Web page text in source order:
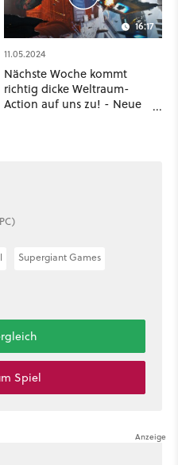
16:17
11.05.2024
Nächste Woche kommt
richtig dicke Weltraum-
Action auf uns zu! - Neue
Supergiant Games
Spiel